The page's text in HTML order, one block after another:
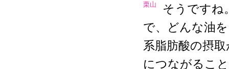
栗山
そうですね
で、どんな油
系脂肪酸の摂
につながるこ